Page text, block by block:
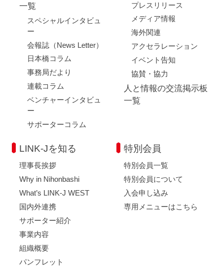
一覧
スペシャルインタビュ
ー
会報誌（News Letter）
日本橋コラム
事務局だより
連載コラム
ベンチャーインタビュ
ー
サポーターコラム
プレスリリース
メディア情報
海外関連
アクセラレーション
イベント告知
協賛・協力
人と情報の交流掲示板
一覧
LINK-Jを知る
理事長挨拶
Why in Nihonbashi
What’s LINK-J WEST
国内外連携
サポーター紹介
事業内容
組織概要
パンフレット
特別会員
特別会員一覧
特別会員について
入会申し込み
専用メニューはこちら